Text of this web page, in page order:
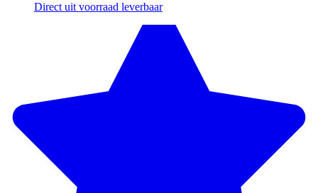
Direct uit voorraad leverbaar